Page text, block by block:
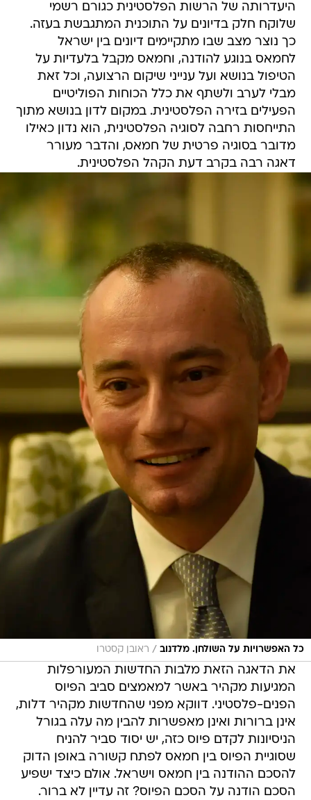
היעדרותה של הרשות הפלסטינית כגורם רשמי
שלוקח חלק בדיונים על התוכנית המתגבשת בעזה.
כך נוצר מצב שבו מתקיימים דיונים בין ישראל
לחמאס בנוגע להודנה, וחמאס מקבל בלעדיות על
הטיפול בנושא ועל ענייני שיקום הרצועה, וכל זאת
מבלי לערב ולשתף את כלל הכוחות הפוליטיים
הפעילים בזירה הפלסטינית. במקום לדון בנושא מתוך
התייחסות רחבה לסוגיה הפלסטינית, הוא נדון כאילו
מדובר בסוגיה פרטית של חמאס, והדבר מעורר
דאגה רבה בקרב דעת הקהל הפלסטינית.
כל האפשרויות על השולחן. מלדנוב / ראובן קסטרו
את הדאגה הזאת מלבות החדשות המעורפלות
המגיעות מקהיר באשר למאמצים סביב הפיוס
הפנים-פלסטיני. דווקא מפני שהחדשות מקהיר דלות,
אינן ברורות ואינן מאפשרות להבין מה עלה בגורל
הניסיונות לקדם פיוס כזה, יש יסוד סביר להניח
שסוגיית הפיוס בין חמאס לפתח קשורה באופן הדוק
להסכם ההודנה בין חמאס וישראל. אולם כיצד ישפיע
הסכם הודנה על הסכם הפיוס? זה עדיין לא ברור.